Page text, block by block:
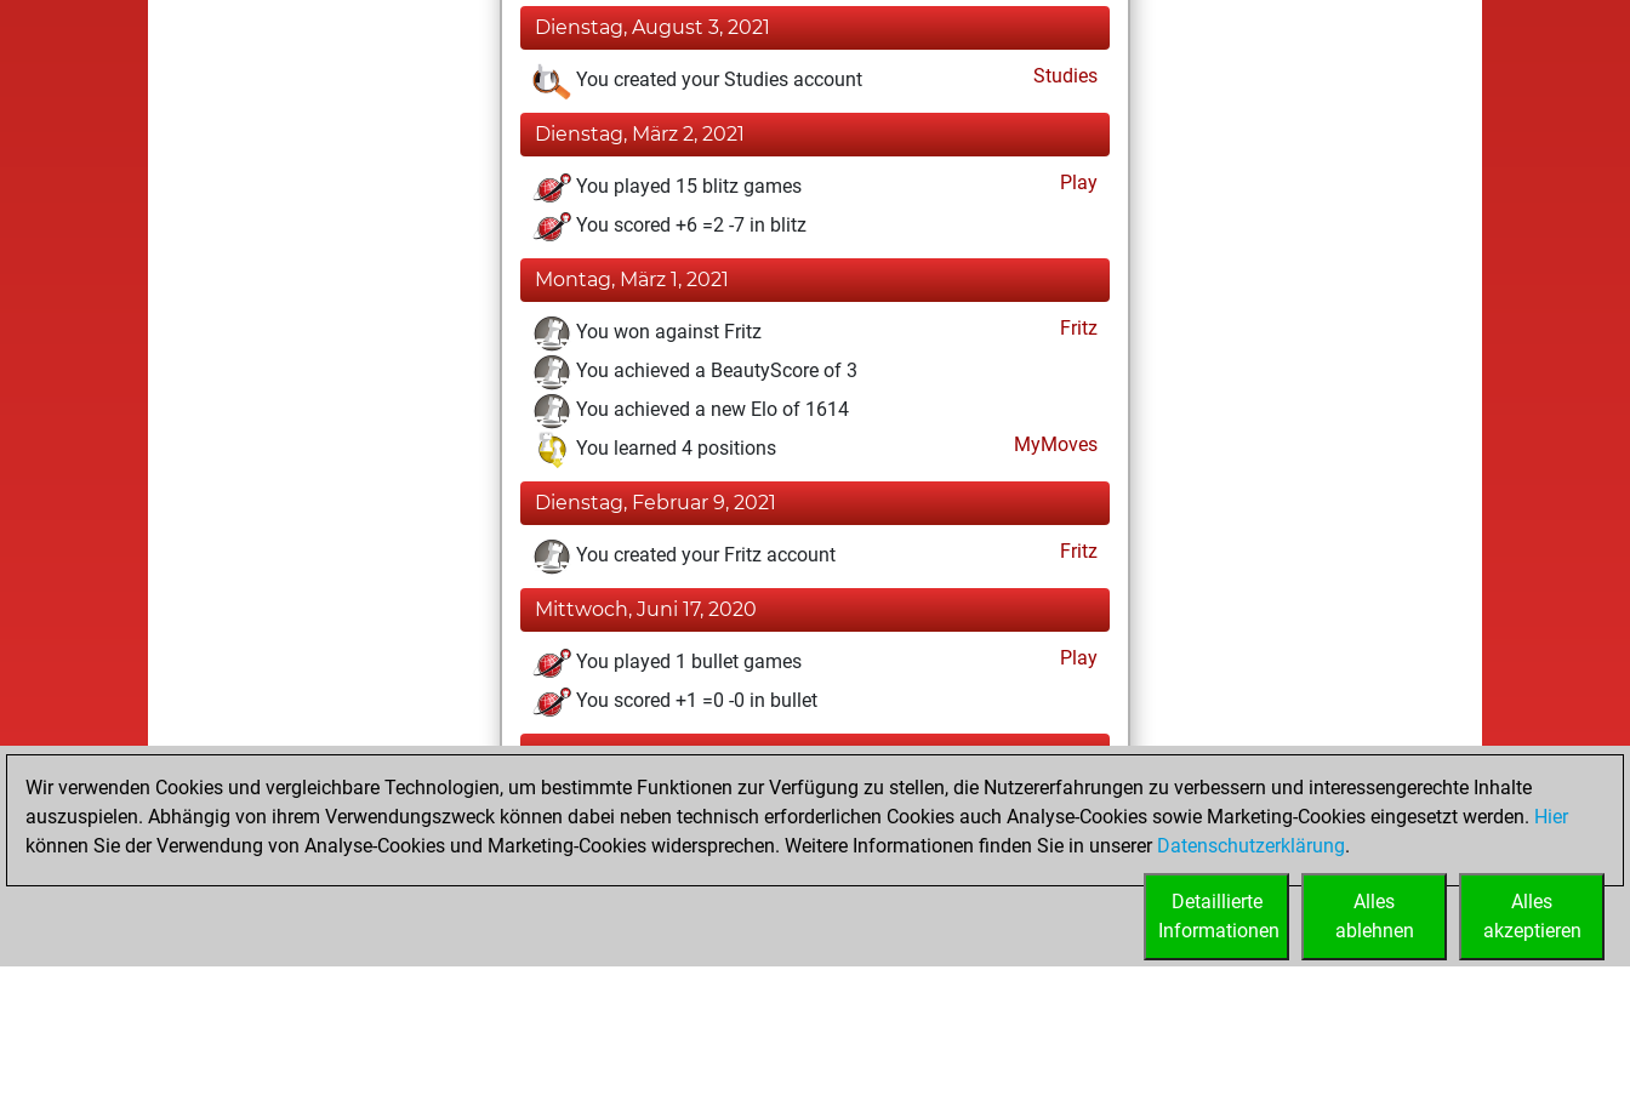
Dienstag, August 3, 2021
You created your Studies account Studies
Dienstag, März 2, 2021
You played 15 blitz games
Play
You scored +6 =2 -7 in blitz
Montag, März 1, 2021
You won against Fritz
Fritz
You achieved a BeautyScore of 3
You achieved a new Elo of 1614
You learned 4 positions
MyMoves
Dienstag, Februar 9, 2021
You created your Fritz account Fritz
Mittwoch, Juni 17, 2020
You played 1 bullet games
Play
You scored +1 =0 -0 in bullet
Samstag, Dezember 21, 2019
You played 1 slow games
Play
You scored +0 =1 -0 in slow games
Wir verwenden Cookies und vergleichbare Technologien, um bestimmte Funktionen zur Verfügung zu stellen, die Nutzererfahrungen zu verbessern und interessengerechte Inhalte
auszuspielen. Abhängig von ihrem Verwendungszweck können dabei neben technisch erforderlichen Cookies auch Analyse-Cookies sowie Marketing-Cookies eingesetzt werden. Hier
können Sie der Verwendung von Analyse-Cookies und Marketing-Cookies widersprechen. Weitere Informationen finden Sie in unserer Datenschutzerklärung.
Alles
akzeptieren
Alles
ablehnen
Detaillierte
Informationen